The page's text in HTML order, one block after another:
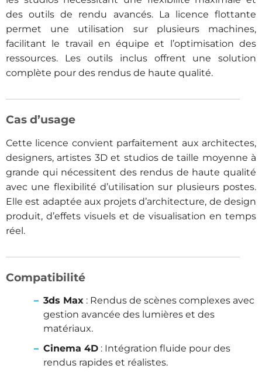
des outils de rendu avancés. La licence flottante
permet une utilisation sur plusieurs machines,
facilitant le travail en équipe et l’optimisation des
ressources. Les outils inclus offrent une solution
complète pour des rendus de haute qualité.
Cas d’usage
Cette licence convient parfaitement aux architectes,
designers, artistes 3D et studios de taille moyenne à
grande qui nécessitent des rendus de haute qualité
avec une flexibilité d’utilisation sur plusieurs postes.
Elle est adaptée aux projets d’architecture, de design
produit, d’effets visuels et de visualisation en temps
réel.
Compatibilité
3ds Max : Rendus de scènes complexes avec
gestion avancée des lumières et des
matériaux.
Cinema 4D : Intégration fluide pour des
rendus rapides et réalistes.